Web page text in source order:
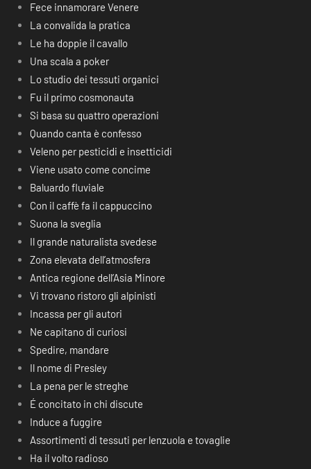
Fece innamorare Venere
La convalida la pratica
Le ha doppie il cavallo
Una scala a poker
Lo studio dei tessuti organici
Fu il primo cosmonauta
Si basa su quattro operazioni
Quando canta è confesso
Veleno per pesticidi e insetticidi
Viene usato come concime
Baluardo fluviale
Con il caffè fa il cappuccino
Suona la sveglia
Il grande naturalista svedese
Zona elevata dell’atmosfera
Antica regione dell’Asia Minore
Vi trovano ristoro gli alpinisti
Incassa per gli autori
Ne capitano di curiosi
Spedire, mandare
Il nome di Presley
La pena per le streghe
É concitato in chi discute
Induce a fuggire
Assortimenti di tessuti per lenzuola e tovaglie
Ha il volto radioso